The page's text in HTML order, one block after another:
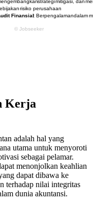
Kerja
adalah hal yang
utama untuk menyoroti
sebagai pelamar.
menonjolkan keahlian
dapat dibawa ke
terhadap nilai integritas
dunia akuntansi.